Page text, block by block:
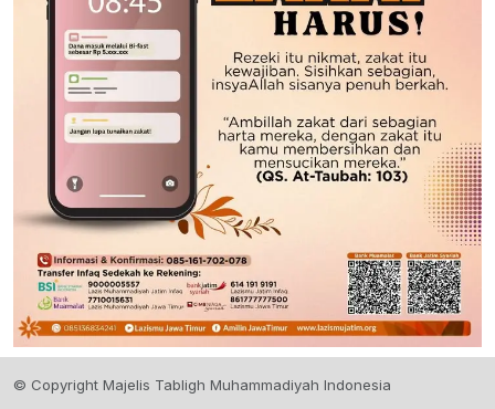
© Copyright Majelis Tabligh Muhammadiyah Indonesia